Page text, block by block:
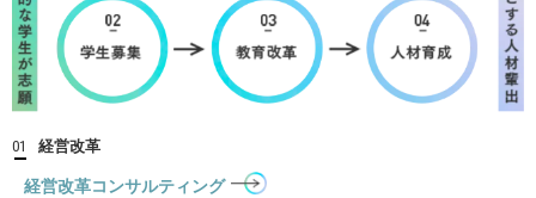
01 経営改革
経営改革コンサルティング